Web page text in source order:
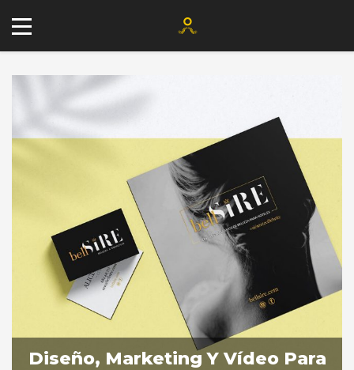
+34 677 802 482
info@agenciayablochkov.com
Romero 22, 41219 Las Pajanosas.
Sevilla
Diseño, Marketing Y Vídeo Para